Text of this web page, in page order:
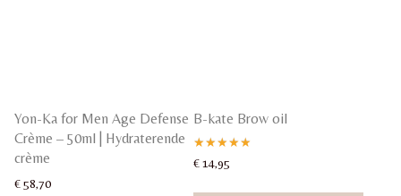
Yon-Ka for Men Age Defense
Crème – 50ml | Hydraterende
crème
€58,70
B-kate Brow oil
Gewaardeerd
€14,95